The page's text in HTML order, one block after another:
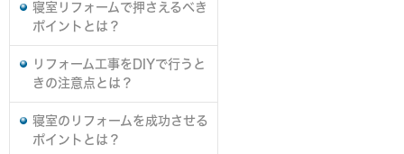
寝室リフォームで押さえるべき
ポイントとは？
リフォーム工事をDIYで行うと
きの注意点とは？
寝室のリフォームを成功させる
ポイントとは？